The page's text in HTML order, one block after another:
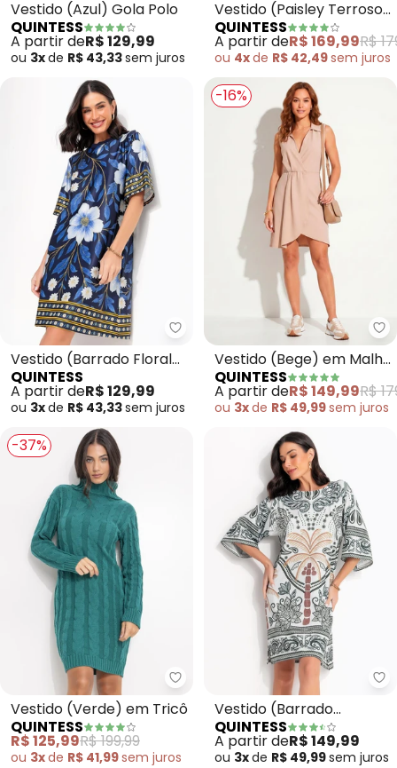
Vestido (Azul) Gola Polo
QUINTESS
A partir deR$ 129,99
ou 3xde R$ 43,33sem juros
Vestido (Paisley Terroso)
em Malha Fria
QUINTESS
A partir deR$ 169,99R$
ou 4xde R$ 42,49sem juros
Quintess - Vestido (Barrado
Vestido (Barrado Floral
Azul) em Malha Fria
QUINTESS
A partir deR$ 129,99
ou 3xde R$ 43,33sem juros
-16%
Vestido (Bege) em Malha
Twill
QUINTESS
A partir deR$ 149,99R$
ou 3xde R$ 49,99sem juros
-37%
Quintess - Vestido (Verde) em
Vestido (Verde) em Tricô
QUINTESS
R$ 125,99R$ 199,99
ou 3xde R$ 41,99sem juros
Vestido (Barrado
Tropical Verde) em
Malha Fria
QUINTESS
A partir deR$ 149,99
ou 3xde R$ 49,99sem juros